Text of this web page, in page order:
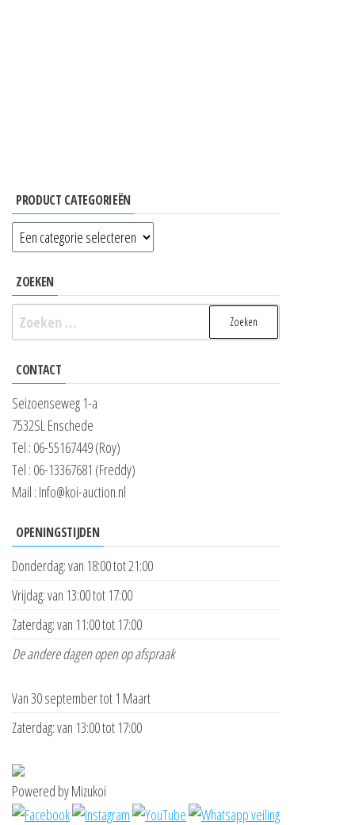
PRODUCT CATEGORIEËN
ZOEKEN
Zoeken
naar:
CONTACT
Seizoenseweg 1-a
7532SL Enschede
Tel : 06-55167449 (Roy)
Tel : 06-13367681 (Freddy)
Mail : Info@koi-auction.nl
OPENINGSTIJDEN
Donderdag: van 18:00 tot 21:00
Vrijdag: van 13:00 tot 17:00
Zaterdag: van 11:00 tot 17:00
De andere dagen open op afspraak
Van 30 september tot 1 Maart
Zaterdag: van 13:00 tot 17:00
Powered by Mizukoi